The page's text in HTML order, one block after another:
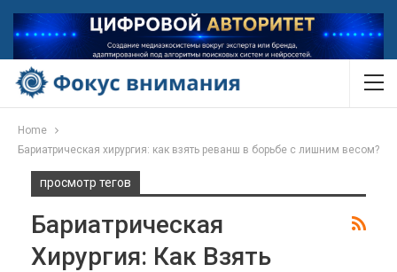
Home
Бариатрическая хирургия: как взять реванш в борьбе с лишним весом?
просмотр тегов
Бариатрическая
Хирургия: Как Взять